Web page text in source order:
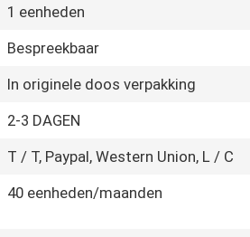
1 eenheden
Bespreekbaar
In originele doos verpakking
2-3 DAGEN
T / T, Paypal, Western Union, L / C
40 eenheden/maanden